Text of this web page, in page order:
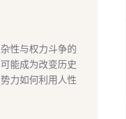
性与权力斗争的
能成为改变历史
力如何利用人性